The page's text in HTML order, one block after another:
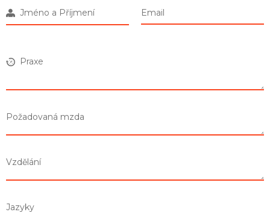
Jméno a Příjmení Email
Praxe
Požadovaná mzda
Vzdělání
Jazyky